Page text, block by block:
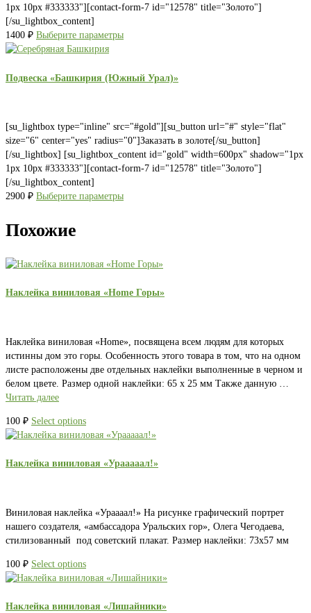
1px 10px #333333"][contact-form-7 id="12578" title="Золото"]
[/su_lightbox_content]
1400 ₽ Выберите параметры
Подвеска «Башкирия (Южный Урал)»
[su_lightbox type="inline" src="#gold"][su_button url="#" style="flat"
size="6" center="yes" radius="0"]Заказать в золоте[/su_button]
[/su_lightbox] [su_lightbox_content id="gold" width=600px" shadow="1px
1px 10px #333333"][contact-form-7 id="12578" title="Золото"]
[/su_lightbox_content]
2900 ₽ Выберите параметры
Похожие
Наклейка виниловая «Home Горы»
Наклейка виниловая «Home», посвящена всем людям для которых
истинны дом это горы. Особенность этого товара в том, что на одном
листе расположены две отдельных наклейки выполненные в черном и
белом цвете. Размер одной наклейки: 65 х 25 мм Также данную …
Читать далее
100 ₽ Select options
Наклейка виниловая «Урааааал!»
Виниловая наклейка «Ураааал!» На рисунке графический портрет
нашего создателя, «амбассадора Уральских гор», Олега Чегодаева,
стилизованный под советский плакат. Размер наклейки: 73х57 мм
100 ₽ Select options
Наклейка виниловая «Лишайники»